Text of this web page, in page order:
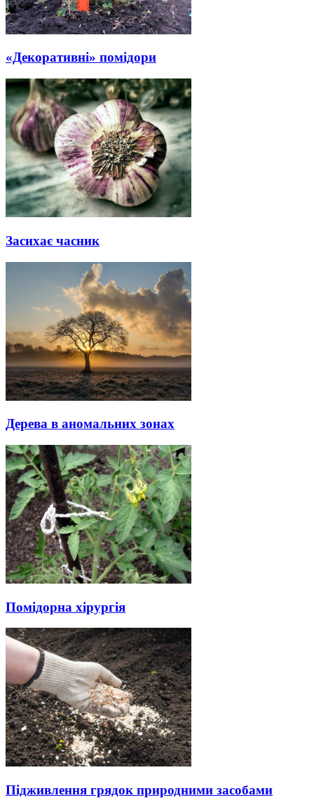
«Декоративні» помідори
Засихає часник
Дерева в аномальних зонах
Помідорна хірургія
Підживлення грядок природними засобами